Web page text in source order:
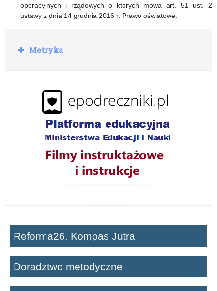
operacyjnych i rządowych o których mowa art. 51 ust. 2
ustawy z dnia 14 grudnia 2016 r. Prawo oświatowe.
R
o
Metryka
Reforma26. Kompas Jutra
Doradztwo metodyczne